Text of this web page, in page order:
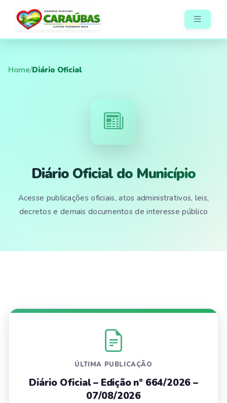
Home/Diário Oficial
Diário Oficial do Município
Acesse publicações oficiais, atos administrativos, leis,
decretos e demais documentos de interesse público
ÚLTIMA PUBLICAÇÃO
Diário Oficial – Edição nº 664/2026 –
07/08/2026